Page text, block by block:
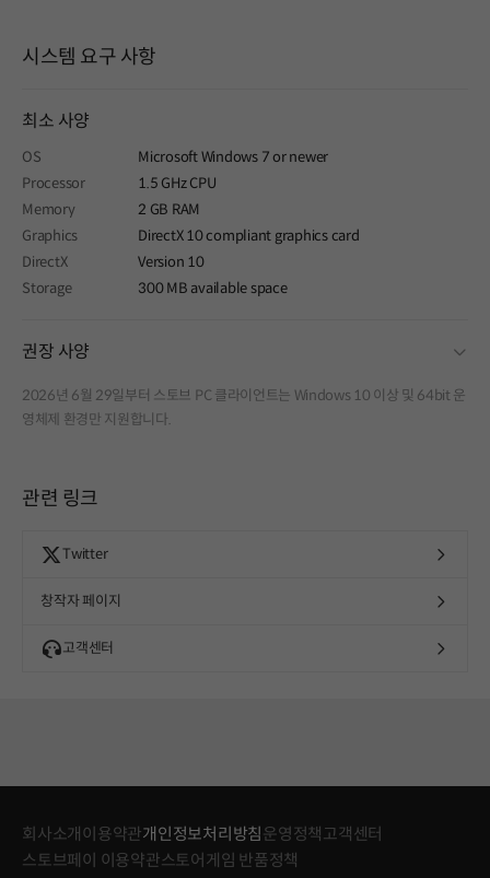
시스템 요구 사항
최소 사양
OS
Microsoft Windows 7 or newer
Processor
1.5 GHz CPU
Memory
2 GB RAM
Graphics
DirectX 10 compliant graphics card
DirectX
Version 10
Storage
300 MB available space
권장 사양
2026년 6월 29일부터 스토브 PC 클라이언트는 Windows 10 이상 및 64bit 운
영체제 환경만 지원합니다.
관련 링크
Twitter
창작자 페이지
고객센터
회사소개이용약관개인정보처리방침 운영정책고객센터
스토브페이 이용약관스토어게임 반품정책